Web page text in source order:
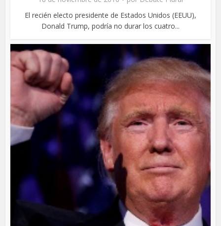
El recién electo presidente de Estados Unidos (EEUU),
Donald Trump, podría no durar los cuatro...